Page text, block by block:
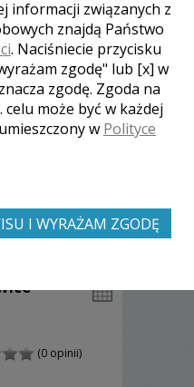
(0 opinii)
informacji związanych z
znajdą Państwo
. Naciśniecie przycisku
zgodę" lub [x] w
zgodę. Zgoda na
może być w każdej
w Polityce
I WYRAŻAM ZGODĘ